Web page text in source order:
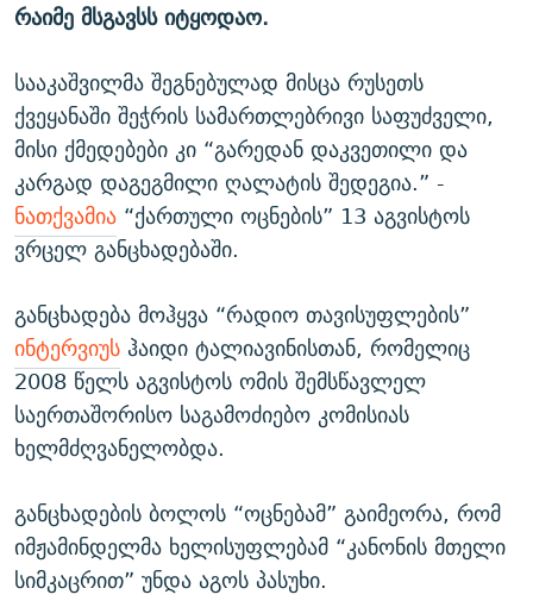
რაიმე მსგავსს იტყოდაო.
სააკაშვილმა შეგნებულად მისცა რუსეთს
ქვეყანაში შეჭრის სამართლებრივი საფუძველი,
მისი ქმედებები კი “გარედან დაკვეთილი და
კარგად დაგეგმილი ღალატის შედეგია.” -
ნათქვამია “ქართული ოცნების” 13 აგვისტოს
ვრცელ განცხადებაში.
განცხადება მოჰყვა “რადიო თავისუფლების”
ინტერვიუს ჰაიდი ტალიავინისთან, რომელიც
2008 წელს აგვისტოს ომის შემსწავლელ
საერთაშორისო საგამოძიებო კომისიას
ხელმძღვანელობდა.
განცხადების ბოლოს “ოცნებამ” გაიმეორა, რომ
იმჟამინდელმა ხელისუფლებამ “კანონის მთელი
სიმკაცრით” უნდა აგოს პასუხი.